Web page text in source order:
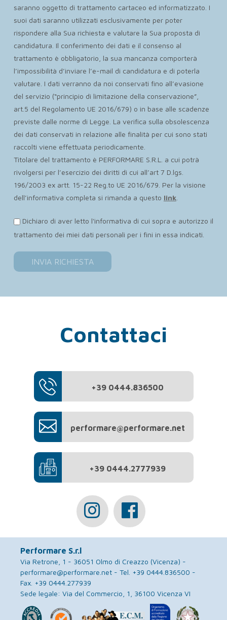
saranno oggetto di trattamento cartaceo ed informatizzato. I
suoi dati saranno utilizzati esclusivamente per poter
rispondere alla Sua richiesta e valutare la Sua proposta di
candidatura. Il conferimento dei dati e il consenso al
trattamento è obbligatorio, la sua mancanza comporterà
l’impossibilità d’inviare l’e-mail di candidatura e di poterla
valutare. I dati verranno da noi conservati fino all’evasione
del servizio (“principio di limitazione della conservazione”,
art.5 del Regolamento UE 2016/679) o in base alle scadenze
previste dalle norme di Legge. La verifica sulla obsolescenza
dei dati conservati in relazione alle finalità per cui sono stati
raccolti viene effettuata periodicamente.
Titolare del trattamento è PERFORMARE S.R.L. a cui potrà
rivolgersi per l’esercizio dei diritti di cui all’art 7 D.lgs.
196/2003 ex artt. 15-22 Reg.to UE 2016/679. Per la visione
dell’informativa completa si rimanda a questo link.
Dichiaro di aver letto l'informativa di cui sopra e autorizzo il
trattamento dei miei dati personali per i fini in essa indicati.
Contattaci
+39 0444.836500
performare@performare.net
+39 0444.2777939
Performare S.r.l
Via Retrone, 1 - 36051 Olmo di Creazzo (Vicenza) -
performare@performare.net - Tel. +39 0444.836500 -
Fax. +39 0444.277939
Sede legale: Via del Commercio, 1, 36100 Vicenza VI